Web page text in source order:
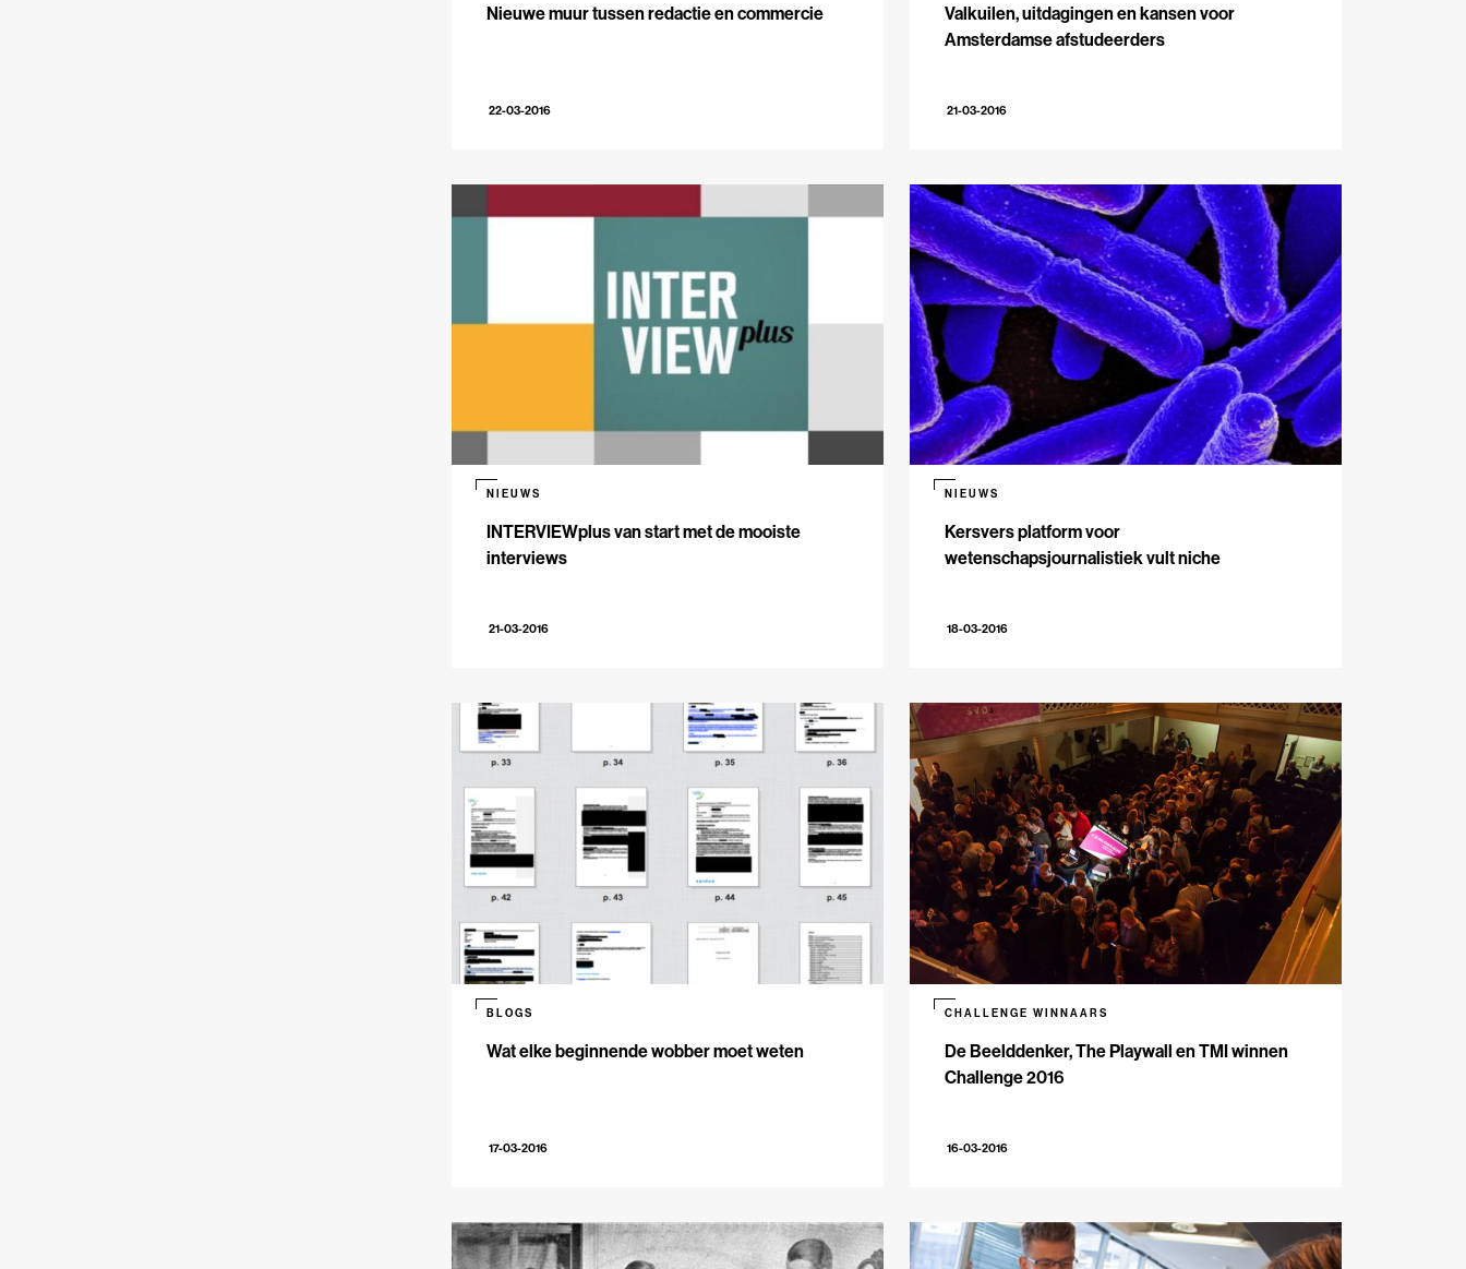
Nieuwe muur tussen redactie en commercie
22-03-2016
Valkuilen, uitdagingen en kansen voor
Amsterdamse afstudeerders
21-03-2016
INTERVIEWplus van start met de mooiste
interviews
NIEUWS
21-03-2016
Kersvers platform voor
wetenschapsjournalistiek vult niche
NIEUWS
18-03-2016
Wat elke beginnende wobber moet weten
BLOGS
17-03-2016
De Beelddenker, The Playwall en TMI winnen
Challenge 2016
CHALLENGE WINNAARS
16-03-2016